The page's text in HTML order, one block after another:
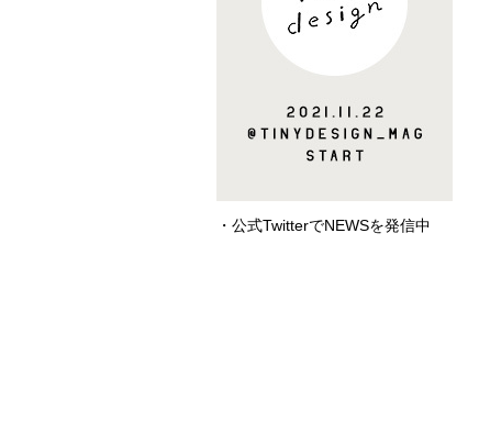
・公式TwitterでNEWSを発信中